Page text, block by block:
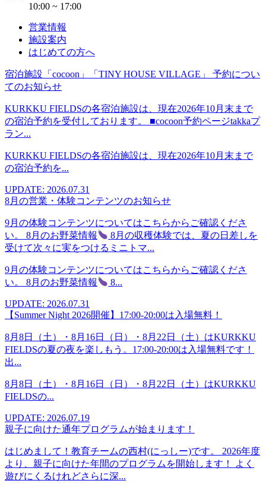
10:00 ~ 17:00
営業情報
施設案内
はじめての方へ
宿泊施設「cocoon」「TINY HOUSE VILLAGE」 予約につい
てのお知らせ
KURKKU FIELDSの各宿泊施設は、現在2026年10月末まで
の宿泊予約を受付しております。 ■cocoon予約ページtakkaプ
ラン...
KURKKU FIELDSの各宿泊施設は、現在2026年10月末まで
の宿泊予約を...
UPDATE: 2026.07.31
8月の営業・体験コンテンツのお知らせ
9月の体験コンテンツについてはこちらからご確認くださ
い。 8月のお野菜情報
8月の収穫体験では、夏の日差しを
受けて次々に実をつけるミニトマ...
9月の体験コンテンツについてはこちらからご確認くださ
い。 8月のお野菜情報
8...
UPDATE: 2026.07.31
【Summer Night 2026開催】17:00-20:00は入場無料！
8月8日（土）・8月16日（日）・8月22日（土）はKURKKU
FIELDSの夏の夜を楽しもう。17:00-20:00は入場無料です！
出...
8月8日（土）・8月16日（日）・8月22日（土）はKURKKU
FIELDSの...
UPDATE: 2026.07.19
親子に向けた通年プログラムが始まります！
はじめまして！教育チームの西村(にっしー)です。 2026年度
より、親子に向けた年間のプログラムを開始します！ よく
遊びにくるけれどさらに深...